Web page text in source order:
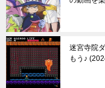
迷宮寺院
もう♪